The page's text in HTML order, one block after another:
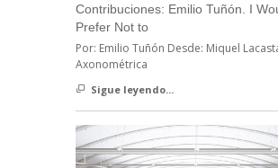
Contribuciones: Emilio Tuñón. I
Prefer Not to
Por: Emilio Tuñón Desde: Miquel
Axonométrica
Sigue leyendo...